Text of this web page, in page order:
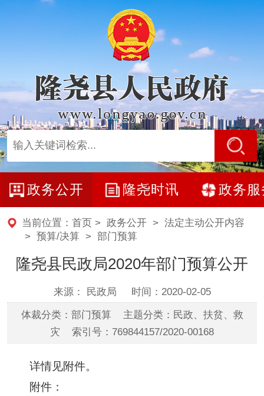
政务公开 隆尧时讯 政务服
当前位置： 首页 > 政务公开> 法定主动公开内容
> 预算/决算> 部门预算
隆尧县民政局2020年部门预算公开
来源： 民政局 时间：2020-02-05
体裁分类：部门预算 主题分类：民政、扶贫、救
灾 索引号：769844157/2020-00168
详情见附件。
附件：